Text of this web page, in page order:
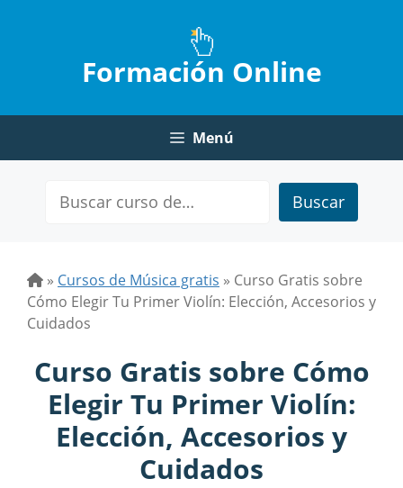
Formación Online
Menú
Buscar
» Cursos de Música gratis » Curso Gratis sobre
Cómo Elegir Tu Primer Violín: Elección, Accesorios y
Cuidados
Curso Gratis sobre Cómo
Elegir Tu Primer Violín:
Elección, Accesorios y
Cuidados